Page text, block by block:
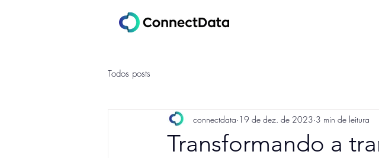
Todos posts
Transformando a
connectdata 19 de dez. de 2023 3 min de leitura